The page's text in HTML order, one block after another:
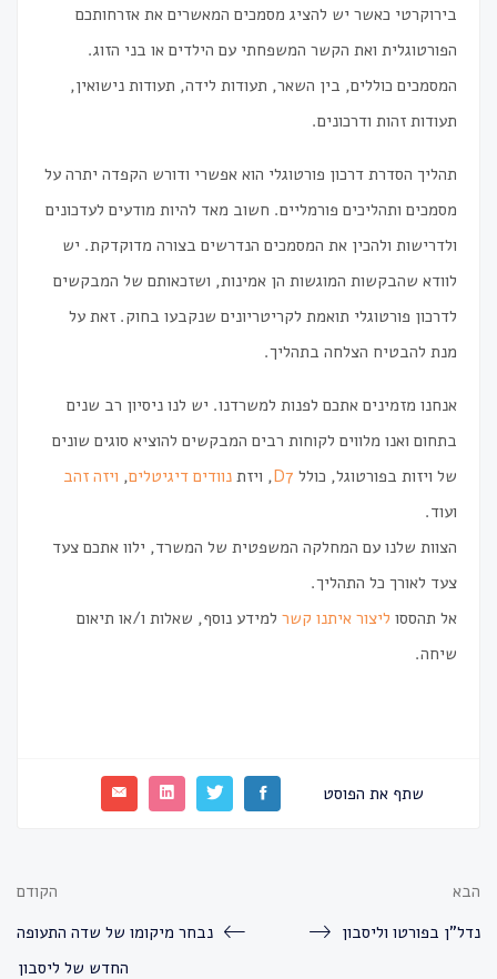
בירוקרטי כאשר יש להציג מסמכים המאשרים את אזרחותכם
הפורטוגלית ואת הקשר המשפחתי עם הילדים או בני הזוג.
המסמכים כוללים, בין השאר, תעודות לידה, תעודות נישואין,
תעודות זהות ודרכונים.
תהליך הסדרת דרכון פורטוגלי הוא אפשרי ודורש הקפדה יתרה על
מסמכים ותהליכים פורמליים. חשוב מאד להיות מודעים לעדכונים
ולדרישות ולהכין את המסמכים הנדרשים בצורה מדוקדקת. יש
לוודא שהבקשות המוגשות הן אמינות, ושזכאותם של המבקשים
לדרכון פורטוגלי תואמת לקריטריונים שנקבעו בחוק. זאת על
מנת להבטיח הצלחה בתהליך.
אנחנו מזמינים אתכם לפנות למשרדנו. יש לנו ניסיון רב שנים
בתחום ואנו מלווים לקוחות רבים המבקשים להוציא סוגים שונים
של ויזות בפורטוגל, כולל D7, ויזת נוודים דיגיטלים, ויזה זהב
ועוד.
הצוות שלנו עם המחלקה המשפטית של המשרד, ילוו אתכם צעד
צעד לאורך כל התהליך.
אל תהססו ליצור איתנו קשר למידע נוסף, שאלות ו/או תיאום
שיחה.
שתף את הפוסט
הקודם
נבחר מיקומו של שדה התעופה
החדש של ליסבון
הבא
נדל"ן בפורטו וליסבון